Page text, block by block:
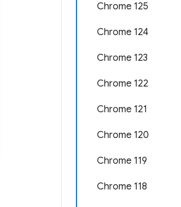
Chrome 125
Chrome 124
Chrome 123
Chrome 122
Chrome 121
Chrome 120
Chrome 119
Chrome 118